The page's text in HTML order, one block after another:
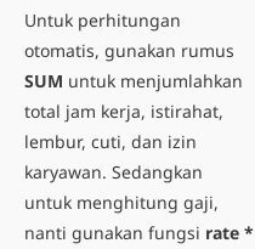
Untuk perhitungan
otomatis, gunakan rumus
SUM untuk menjumlahkan
total jam kerja, istirahat,
lembur, cuti, dan izin
karyawan. Sedangkan
untuk menghitung gaji,
nanti gunakan fungsi rate *